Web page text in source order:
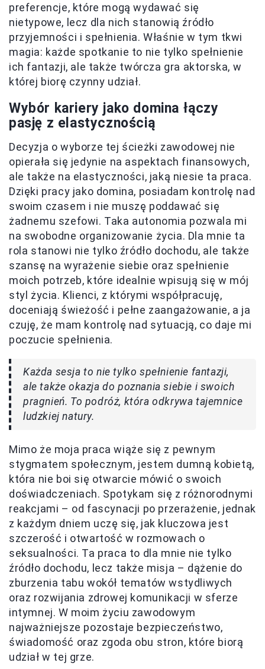
preferencje, które mogą wydawać się
nietypowe, lecz dla nich stanowią źródło
przyjemności i spełnienia. Właśnie w tym tkwi
magia: każde spotkanie to nie tylko spełnienie
ich fantazji, ale także twórcza gra aktorska, w
której biorę czynny udział.
Wybór kariery jako domina łączy
pasję z elastycznością
Decyzja o wyborze tej ścieżki zawodowej nie
opierała się jedynie na aspektach finansowych,
ale także na elastyczności, jaką niesie ta praca.
Dzięki pracy jako domina, posiadam kontrolę nad
swoim czasem i nie muszę poddawać się
żadnemu szefowi. Taka autonomia pozwala mi
na swobodne organizowanie życia. Dla mnie ta
rola stanowi nie tylko źródło dochodu, ale także
szansę na wyrażenie siebie oraz spełnienie
moich potrzeb, które idealnie wpisują się w mój
styl życia. Klienci, z którymi współpracuję,
doceniają świeżość i pełne zaangażowanie, a ja
czuję, że mam kontrolę nad sytuacją, co daje mi
poczucie spełnienia.
Każda sesja to nie tylko spełnienie fantazji,
ale także okazja do poznania siebie i swoich
pragnień. To podróż, która odkrywa tajemnice
ludzkiej natury.
Mimo że moja praca wiąże się z pewnym
stygmatem społecznym, jestem dumną kobietą,
która nie boi się otwarcie mówić o swoich
doświadczeniach. Spotykam się z różnorodnymi
reakcjami – od fascynacji po przerażenie, jednak
z każdym dniem uczę się, jak kluczowa jest
szczerość i otwartość w rozmowach o
seksualności. Ta praca to dla mnie nie tylko
źródło dochodu, lecz także misja – dążenie do
zburzenia tabu wokół tematów wstydliwych
oraz rozwijania zdrowej komunikacji w sferze
intymnej. W moim życiu zawodowym
najważniejsze pozostaje bezpieczeństwo,
świadomość oraz zgoda obu stron, które biorą
udział w tej grze.